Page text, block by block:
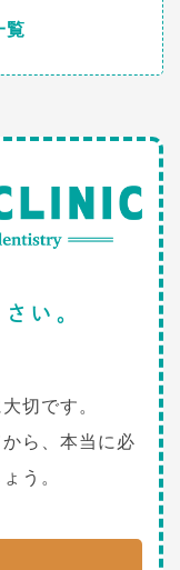
覧
い。
切です。
ら、本当に必
う。